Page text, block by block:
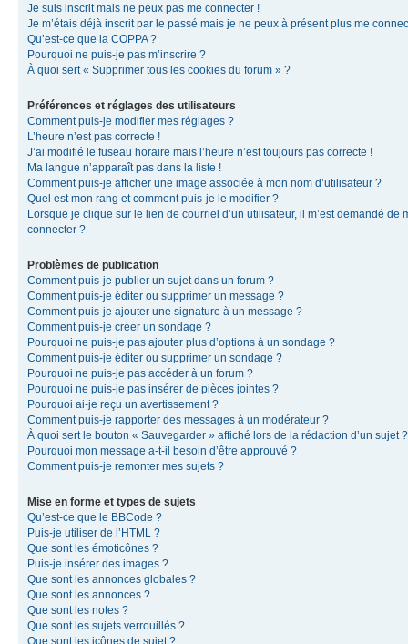
Je suis inscrit mais ne peux pas me connecter !
Je m’étais déjà inscrit par le passé mais je ne peux à présent plus me
Qu’est-ce que la COPPA ?
Pourquoi ne puis-je pas m’inscrire ?
À quoi sert « Supprimer tous les cookies du forum » ?
Préférences et réglages des utilisateurs
Comment puis-je modifier mes réglages ?
L’heure n’est pas correcte !
J’ai modifié le fuseau horaire mais l’heure n’est toujours pas correcte !
Ma langue n’apparaît pas dans la liste !
Comment puis-je afficher une image associée à mon nom d’utilisateur ?
Quel est mon rang et comment puis-je le modifier ?
Lorsque je clique sur le lien de courriel d’un utilisateur, il m’est demandé de
connecter ?
Problèmes de publication
Comment puis-je publier un sujet dans un forum ?
Comment puis-je éditer ou supprimer un message ?
Comment puis-je ajouter une signature à un message ?
Comment puis-je créer un sondage ?
Pourquoi ne puis-je pas ajouter plus d’options à un sondage ?
Comment puis-je éditer ou supprimer un sondage ?
Pourquoi ne puis-je pas accéder à un forum ?
Pourquoi ne puis-je pas insérer de pièces jointes ?
Pourquoi ai-je reçu un avertissement ?
Comment puis-je rapporter des messages à un modérateur ?
À quoi sert le bouton « Sauvegarder » affiché lors de la rédaction d’un sujet ?
Pourquoi mon message a-t-il besoin d’être approuvé ?
Comment puis-je remonter mes sujets ?
Mise en forme et types de sujets
Qu’est-ce que le BBCode ?
Puis-je utiliser de l’HTML ?
Que sont les émoticônes ?
Puis-je insérer des images ?
Que sont les annonces globales ?
Que sont les annonces ?
Que sont les notes ?
Que sont les sujets verrouillés ?
Que sont les icônes de sujet ?